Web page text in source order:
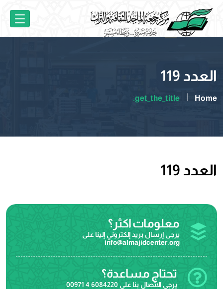
العدد 119
Home
get_the_title.
العدد 119
معلومات اكثر؟
يرجى إرسال بريد إلكتروني إلينا على
info@almajidcenter.org
تحتاج مساعدة؟
يرجى الاتصال بنا على 00971 4 6084220